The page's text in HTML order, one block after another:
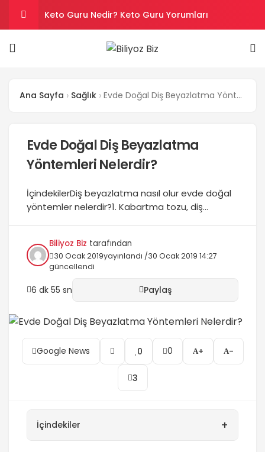
Keto Guru Nedir? Keto Guru Yorumları
Karındaki Selülitler Nasıl Gider? Göbek Selüliti
Sinoz Leke Kremi İşe Yarıyor mu? Kullanıcı
Kullanılır mı?
Ana Sayfa Sağlık Evde Doğal Diş Beyazlatma Yöntemleri Nelerdir?
Evde Doğal Diş Beyazlatma
Yöntemleri Nelerdir?
İçindekilerDiş beyazlatma nasıl olur evde doğal
yöntemler nelerdir?1. Kabartma tozu, diş
ihtiyacınız var?Kabartma tozu ile diş
beyazlatma nasıl yapılır?2. Hindistan cevizi yağı
dişleri beyazlatmaNeye İhtiyacınız Var?Hindistan
cevizi yağı diş için nasıl kullanılır3. Elma Sirkesi ile
diş fırçalamaElma Sirkesi ile...
Biliyoz Biz tarafından
30 Ocak 2019yayınlandı /30 Ocak 2019 14:27
güncellendi
6 dk 55 sn Paylaş
Google News 0 0 + -
3
İçindekiler +